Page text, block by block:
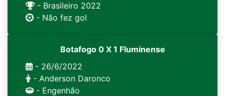
- Brasileiro 2022
- Não fez gol
Botafogo 0 X 1 Fluminense
- 26/6/2022
- Anderson Daronco
- Engenhão